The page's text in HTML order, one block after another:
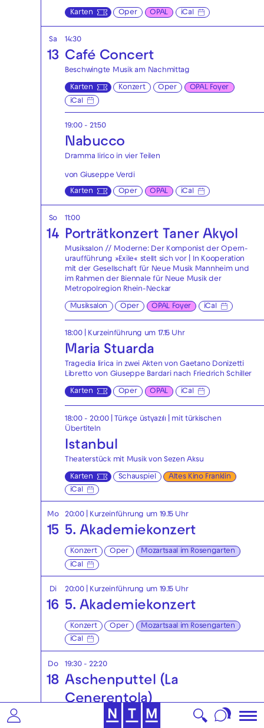
Karten Oper OPAL iCal
Sa
13
14:30
Café Concert
Beschwingte Musik am Nachmittag
Karten Konzert Oper
OPAL Foyer
iCal
19:00 - 21:50
Nabucco
Dramma lirico in vier Teilen
von Giuseppe Verdi
Karten Oper OPAL iCal
So
14
11:00
Porträtkonzert Taner Akyol
Musiksalon // Moderne: Der Komponist der Opern-
uraufführung »Exile« stellt sich vor | In Kooperation
mit der Gesellschaft für Neue Musik Mannheim und
im Rahmen der Biennale für Neue Musik der
Metropolregion Rhein-Neckar
Musiksalon Oper OPAL Foyer iCal
18:00 | Kurzeinführung um 17.15 Uhr
Maria Stuarda
Tragedia lirica in zwei Akten von Gaetano Donizetti
Libretto von Giuseppe Bardari nach Friedrich Schiller
Karten Oper OPAL iCal
18:00 - 20:00|
Türkçe üstyazılı | mit türkischen
Übertiteln
Istanbul
Theaterstück mit Musik von Sezen Aksu
Karten Schauspiel
Altes Kino Franklin
iCal
Mo
15
20:00 | Kurzeinführung um 19.15 Uhr
5. Akademiekonzert
Konzert Oper
Mozartsaal im Rosengarten
iCal
Di
16
20:00 | Kurzeinführung um 19.15 Uhr
5. Akademiekonzert
Konzert Oper
Mozartsaal im Rosengarten
iCal
Do
18
19:30 - 22:20
Aschenputtel (La
Cenerentola)
Melodramma giocoso in zwei Akten von Gioacchino